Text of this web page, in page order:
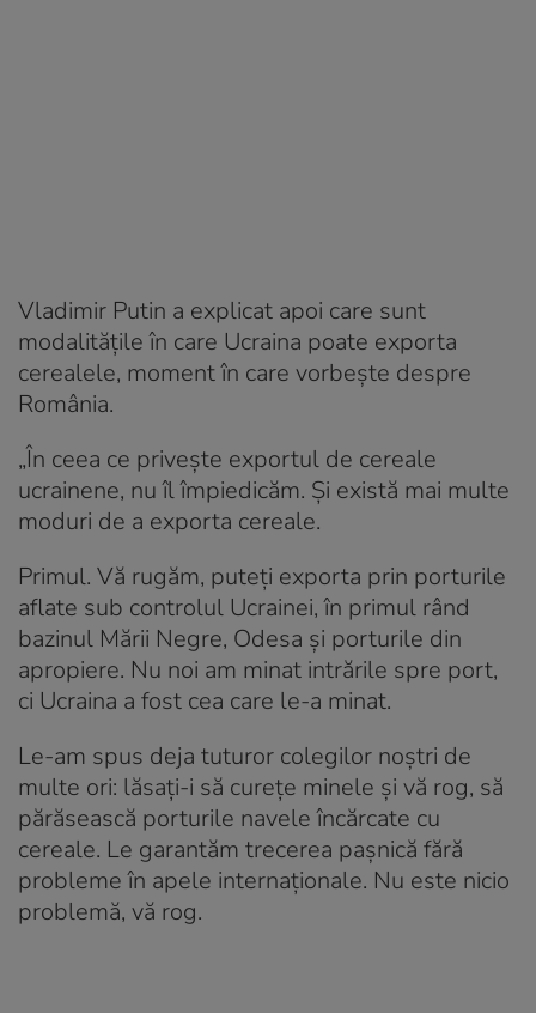
Vladimir Putin a explicat apoi care sunt
modalitățile în care Ucraina poate exporta
cerealele, moment în care vorbește despre
România.
„În ceea ce privește exportul de cereale
ucrainene, nu îl împiedicăm. Și există mai multe
moduri de a exporta cereale.
Primul. Vă rugăm, puteți exporta prin porturile
aflate sub controlul Ucrainei, în primul rând
bazinul Mării Negre, Odesa și porturile din
apropiere. Nu noi am minat intrările spre port,
ci Ucraina a fost cea care le-a minat.
Le-am spus deja tuturor colegilor noștri de
multe ori: lăsați-i să curețe minele și vă rog, să
părăsească porturile navele încărcate cu
cereale. Le garantăm trecerea pașnică fără
probleme în apele internaționale. Nu este nicio
problemă, vă rog.